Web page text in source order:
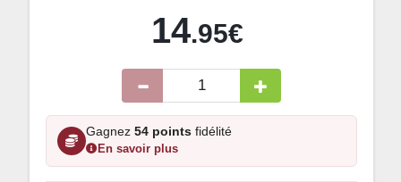
14.95€
Gagnez 54 points fidélité
En savoir plus